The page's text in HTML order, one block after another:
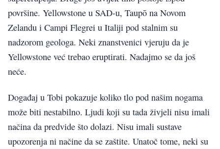
površine. Yellowstone u SAD-u, Taupō na Novom
Zelandu i Campi Flegrei u Italiji pod stalnim su
nadzorom geologa. Neki znanstvenici vjeruju da je
Yellowstone već trebao eruptirati. Nadajmo se da još
neće.
Događaj u Tobi pokazuje koliko tlo pod našim nogama
može biti nestabilno. Ljudi koji su tada živjeli nisu imali
načina da predvide što dolazi. Nisu imali sustave
upozorenja ni načine da se zaštite. Unatoč tome, neki su